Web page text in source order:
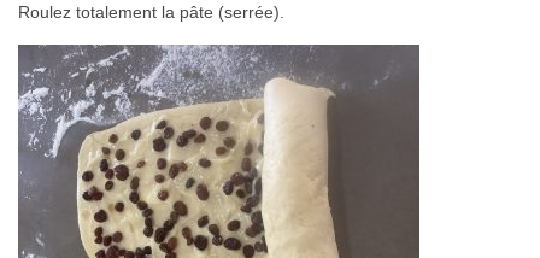
Roulez totalement la pâte (serrée).